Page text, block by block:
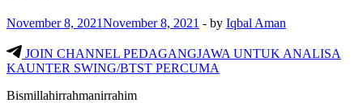
November 8, 2021November 8, 2021 - by Iqbal Aman
JOIN CHANNEL PEDAGANGJAWA UNTUK ANALISA
KAUNTER SWING/BTST PERCUMA
Bismillahirrahmanirrahim